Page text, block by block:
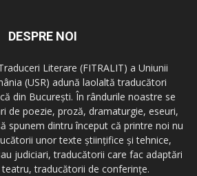
DESPRE NOI
Literare (FITRALIT) a Uniunii
(USR) adună laolaltă traducători
din București. În rândurile noastre se
de poezie, proză, dramaturgie, eseuri,
spunem dintru început că printre noi nu
unor texte științifice și tehnice,
judiciari, traducătorii care fac adaptări
traducătorii de conferințe.